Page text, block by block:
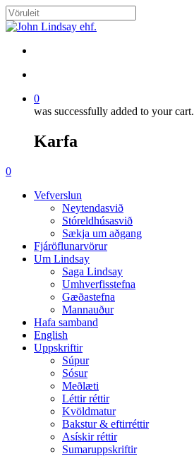
Skip
to
content
Close
0
was successfully added to your cart.
Karfa
Menu
search
account
0
Vefverslun
Neytendasvið
Stóreldhúsasvið
Sækja um aðgang
Fjáröflunarvörur
Um Lindsay
Saga Lindsay
Umhverfisstefna
Gæðastefna
Mannauður
Hafa samband
English
Uppskriftir
Súpur
Sósur
Meðlæti
Léttir réttir
Kvöldmatur
Bakstur & eftirréttir
Asískir réttir
Sumaruppskriftir